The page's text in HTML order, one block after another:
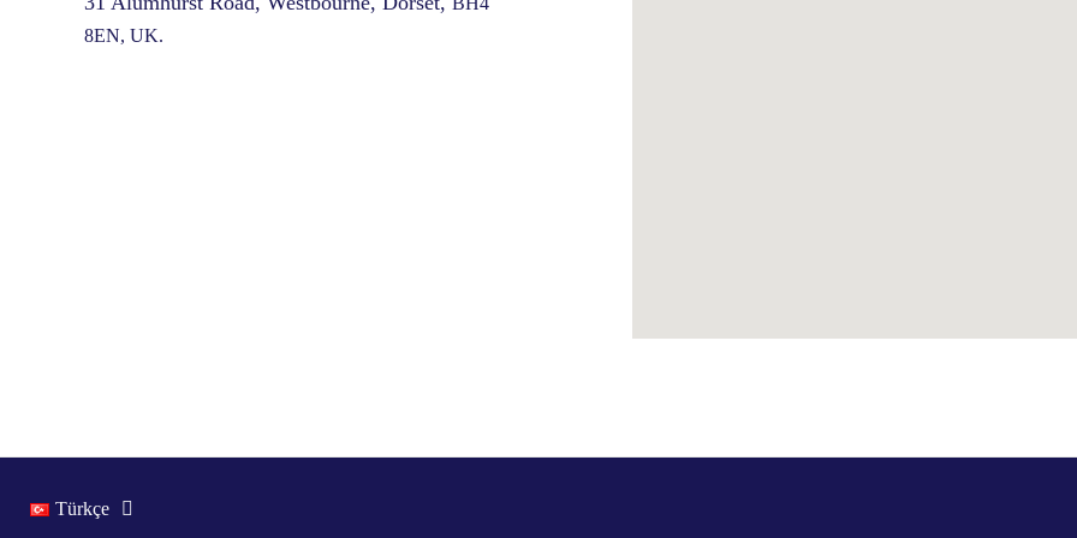
8EN, UK.
Türkçe